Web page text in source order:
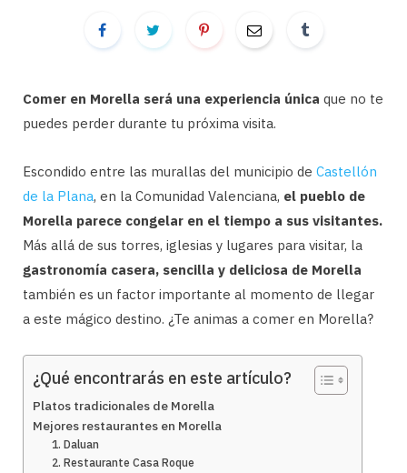
Comer en Morella será una experiencia única que no te
puedes perder durante tu próxima visita.
Escondido entre las murallas del municipio de Castellón
de la Plana, en la Comunidad Valenciana, el pueblo de
Morella parece congelar en el tiempo a sus visitantes.
Más allá de sus torres, iglesias y lugares para visitar, la
gastronomía casera, sencilla y deliciosa de Morella
también es un factor importante al momento de llegar
a este mágico destino. ¿Te animas a comer en Morella?
¿Qué encontrarás en este artículo?
Platos tradicionales de Morella
Mejores restaurantes en Morella
1. Daluan
2. Restaurante Casa Roque